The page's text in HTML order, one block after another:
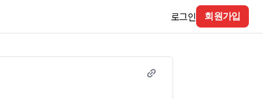
로그인 회원가입